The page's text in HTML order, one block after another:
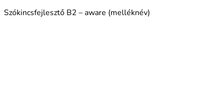
Szókincsfejlesztő B2 – aware (melléknév)